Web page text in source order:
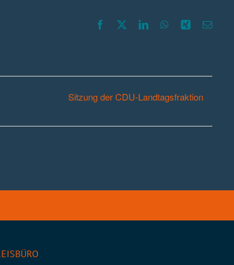
Facebook
X LinkedInWhatsApp
Xing E-
Sitzung der CDU-Landtagsfraktion